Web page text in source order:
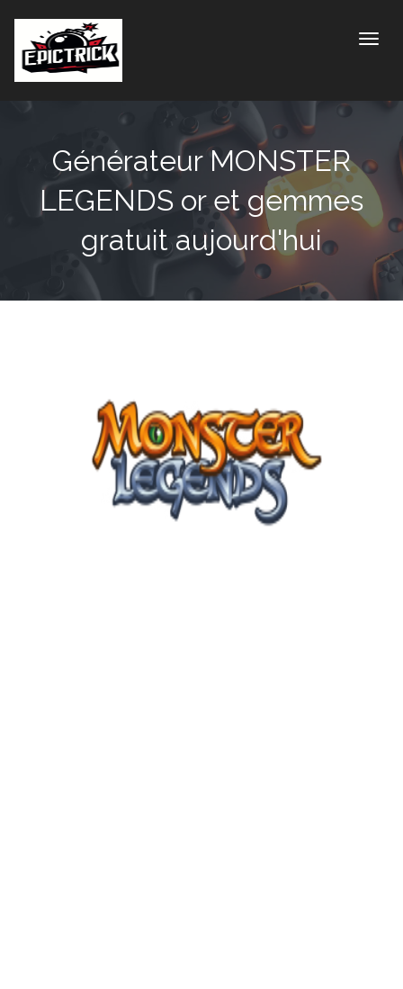
Générateur MONSTER
LEGENDS or et gemmes
gratuit aujourd'hui